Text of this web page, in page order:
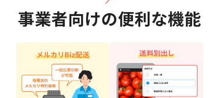
事業者向けの便利な機能